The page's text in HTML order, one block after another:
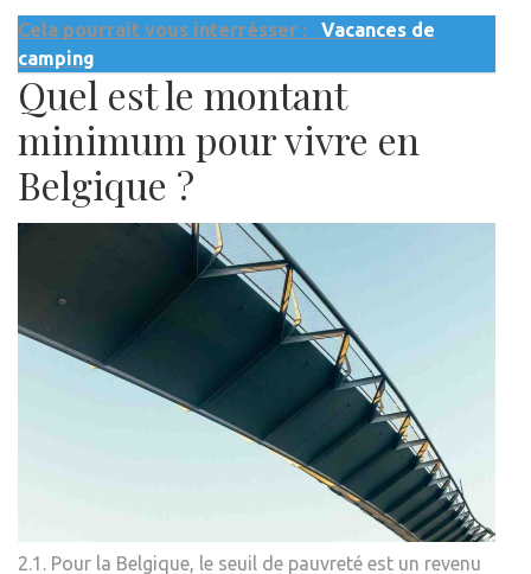
Cela pourrait vous interrésser :
Vacances de
camping
Quel est le montant
minimum pour vivre en
Belgique ?
2.1. Pour la Belgique, le seuil de pauvreté est un revenu